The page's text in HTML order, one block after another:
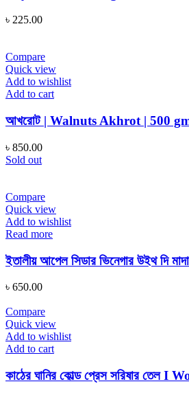
৳ 225.00
Compare
Quick view
Add to wishlist
Add to cart
আখরোট | Walnuts Akhrot | 500
৳ 850.00
Sold out
Compare
Quick view
Add to wishlist
Read more
ইতালীয় আপেল সিডার ভিনেগার উইথ
৳ 650.00
Compare
Quick view
Add to wishlist
Add to cart
কাঠের ঘানির কোল্ড প্রেস সরিষার